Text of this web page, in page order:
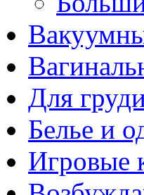
Для
Белье и
Игровые